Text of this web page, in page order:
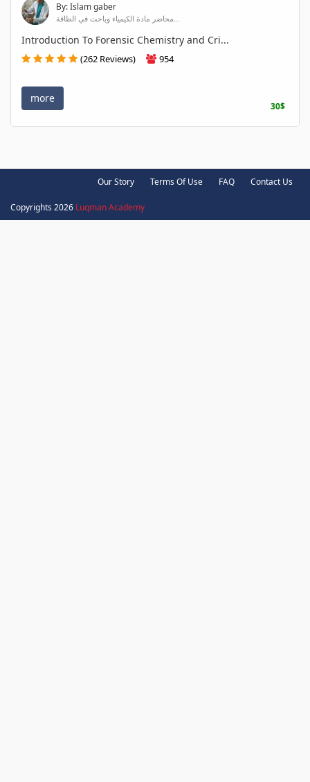
By: Islam gaber
محاضر مادة الكيمياء وباحث في الطاقة...
Introduction To Forensic Chemistry and Cri...
(262 Reviews) 954
more
30$
Our Story Terms Of Use FAQ Contact Us
Copyrights 2026 Luqman Academy